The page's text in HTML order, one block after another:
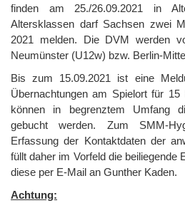
finden am 25./26.09.2021 in
Altersklassen darf Sachsen zwei
2021 melden. Die DVM werden
Neumünster (U12w) bzw. Berlin-
Bis zum 15.09.2021 ist eine
Übernachtungen am Spielort für
können in begrenztem Umfang
gebucht werden. Zum SMM-
Erfassung der Kontaktdaten der
füllt daher im Vorfeld die beiliegende
diese per E-Mail an Gunther Kaden.
Achtung: